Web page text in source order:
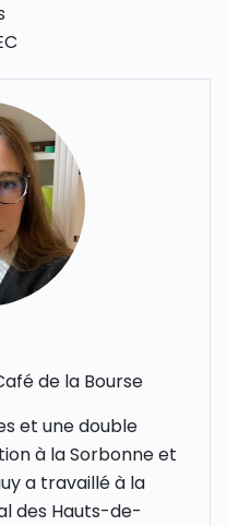
de la Bourse
et une double
à la Sorbonne et
a travaillé à la
des Hauts-de-